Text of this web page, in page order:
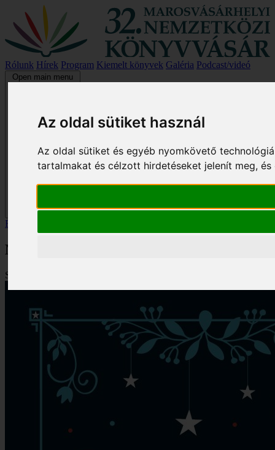
Az oldal sütiket használ
Az oldal sütiket és egyéb nyomkövető
tartalmakat és célzott hirdetéseket jelenít meg,
Rólunk Hírek Program Kiemelt könyvek Galéria Podcast/videó
Open main menu
Főoldal
Mesélj nekem, nagymama!
Szerző: Amiot Karine-Marie